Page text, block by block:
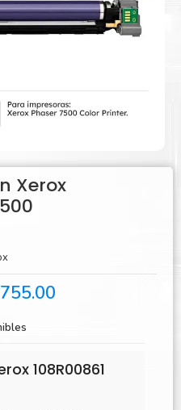
Xerox
755.00
S/755.00.
108R00861